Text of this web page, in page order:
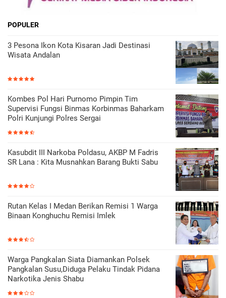
POPULER
3 Pesona Ikon Kota Kisaran Jadi Destinasi
Wisata Andalan
Kombes Pol Hari Purnomo Pimpin Tim
Supervisi Fungsi Binmas Korbinmas Baharkam
Polri Kunjungi Polres Sergai
Kasubdit III Narkoba Poldasu, AKBP M Fadris
SR Lana : Kita Musnahkan Barang Bukti Sabu
Rutan Kelas I Medan Berikan Remisi 1 Warga
Binaan Konghuchu Remisi Imlek
Warga Pangkalan Siata Diamankan Polsek
Pangkalan Susu,Diduga Pelaku Tindak Pidana
Narkotika Jenis Shabu